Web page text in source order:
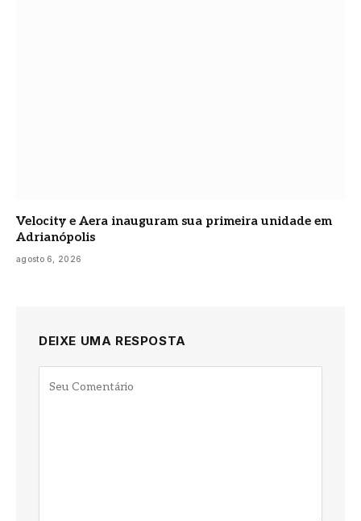
Velocity e Aera inauguram sua primeira unidade em
Adrianópolis
agosto 6, 2026
DEIXE UMA RESPOSTA